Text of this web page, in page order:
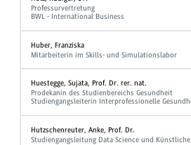
Professurvertretung
BWL - International Business
Huber, Franziska
Mitarbeiterin im Skills- und Simulationslabor
Huestegge, Sujata, Prof. Dr. rer. nat.
Prodekanin des Studienbereichs Gesundheit
Studiengangsleiterin Interprofessionelle
Hutzschenreuter, Anke, Prof. Dr.
Studiengangsleitung Data Science und